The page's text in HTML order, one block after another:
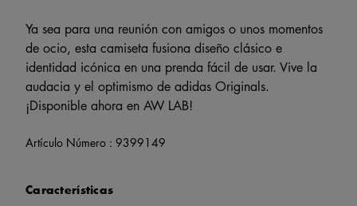
Ya sea para una reunión con amigos o unos momentos
de ocio, esta camiseta fusiona diseño clásico e
identidad icónica en una prenda fácil de usar. Vive la
audacia y el optimismo de adidas Originals.
¡Disponible ahora en AW LAB!
Artículo Número : 9399149
Características